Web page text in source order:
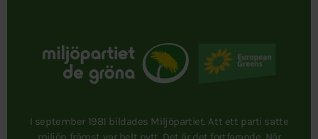
I september 1981 bildades Miljöpartiet. Att ett parti satte